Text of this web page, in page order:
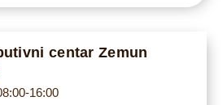
centar Zemun
16:00